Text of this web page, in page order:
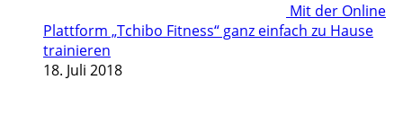
Mit der Online
Plattform „Tchibo Fitness“ ganz einfach zu Hause
trainieren
18. Juli 2018